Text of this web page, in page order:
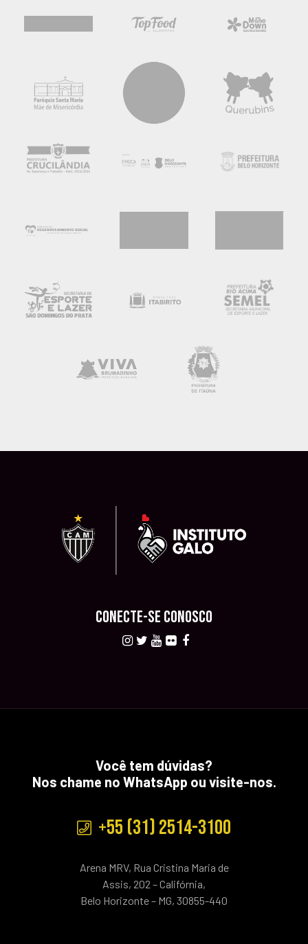
CONECTE-SE CONOSCO
Você tem dúvidas?
Nos chame no WhatsApp ou visite-nos.
+55 (31) 2514-3100
Arena MRV, Rua Cristina Maria de
Assis, 202 – Califórnia,
Belo Horizonte – MG, 30855-440